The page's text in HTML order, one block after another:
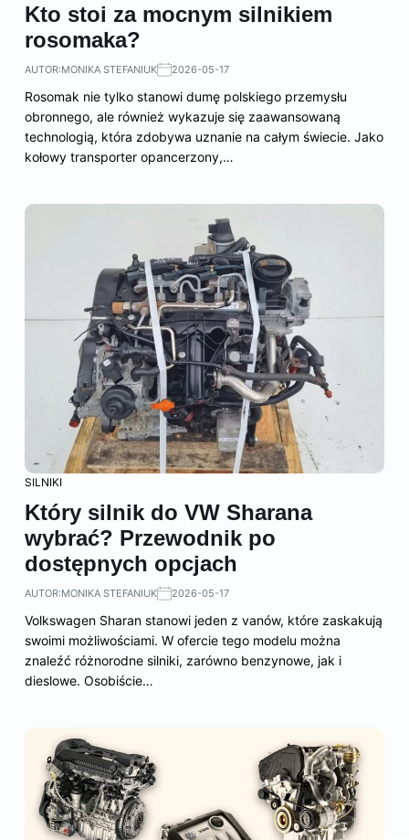
Kto stoi za mocnym silnikiem
rosomaka?
AUTOR:MONIKA STEFANIUK 2026-05-17
Rosomak nie tylko stanowi dumę polskiego przemysłu
obronnego, ale również wykazuje się zaawansowaną
technologią, która zdobywa uznanie na całym świecie. Jako
kołowy transporter opancerzony,…
SILNIKI
Który silnik do VW Sharana
wybrać? Przewodnik po
dostępnych opcjach
AUTOR:MONIKA STEFANIUK 2026-05-17
Volkswagen Sharan stanowi jeden z vanów, które zaskakują
swoimi możliwościami. W ofercie tego modelu można
znaleźć różnorodne silniki, zarówno benzynowe, jak i
dieslowe. Osobiście…